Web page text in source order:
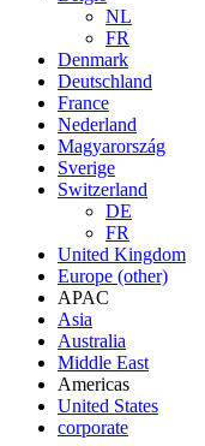
NL
FR
Denmark
Deutschland
France
Nederland
Magyarország
Sverige
Switzerland
DE
FR
United Kingdom
Europe (other)
APAC
Asia
Australia
Middle East
Americas
United States
corporate